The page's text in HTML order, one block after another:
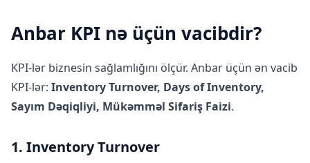
Anbar KPI nə üçün vacibdir?
KPI-lər biznesin sağlamlığını ölçür. Anbar üçün ən vacib
KPI-lər: Inventory Turnover, Days of Inventory,
Sayım Dəqiqliyi, Mükəmməl Sifariş Faizi.
1. Inventory Turnover